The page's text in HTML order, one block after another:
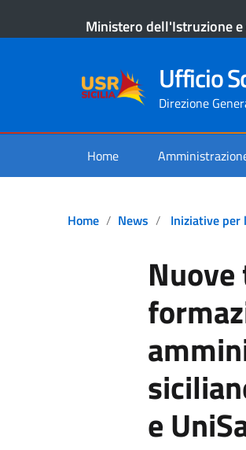
Ministero dell'Istruzione
Ufficio
Direzione
Home
Home News Iniziative per
e